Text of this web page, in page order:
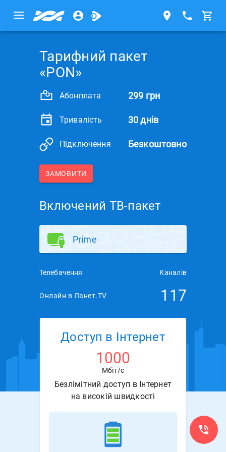
Тарифний пакет
«PON»
Абонплата 299 грн
Тривалість 30 днів
Підключення Безкоштовно
ЗАМОВИТИ
Включений ТВ-пакет
Prime
Телебачення Каналів
Онлайн в Ланет.TV 117
Доступ в Інтернет
1000
Мбіт/с
Безлімітний доступ в Інтернет
на високій швидкості